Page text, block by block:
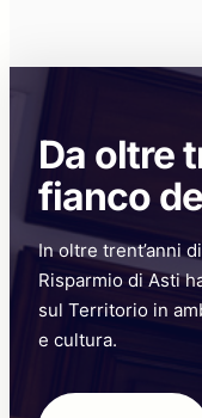
non
il
dei
giovani
Da oltre
fianco
In oltre trent’anni
Risparmio di Asti
sul Territorio in
e cultura.